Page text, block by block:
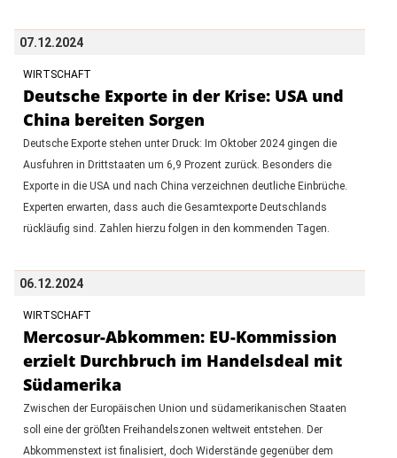
07.12.2024
WIRTSCHAFT
Deutsche Exporte in der Krise: USA und
China bereiten Sorgen
Deutsche Exporte stehen unter Druck: Im Oktober 2024 gingen die
Ausfuhren in Drittstaaten um 6,9 Prozent zurück. Besonders die
Exporte in die USA und nach China verzeichnen deutliche Einbrüche.
Experten erwarten, dass auch die Gesamtexporte Deutschlands
rückläufig sind. Zahlen hierzu folgen in den kommenden Tagen.
06.12.2024
WIRTSCHAFT
Mercosur-Abkommen: EU-Kommission
erzielt Durchbruch im Handelsdeal mit
Südamerika
Zwischen der Europäischen Union und südamerikanischen Staaten
soll eine der größten Freihandelszonen weltweit entstehen. Der
Abkommenstext ist finalisiert, doch Widerstände gegenüber dem